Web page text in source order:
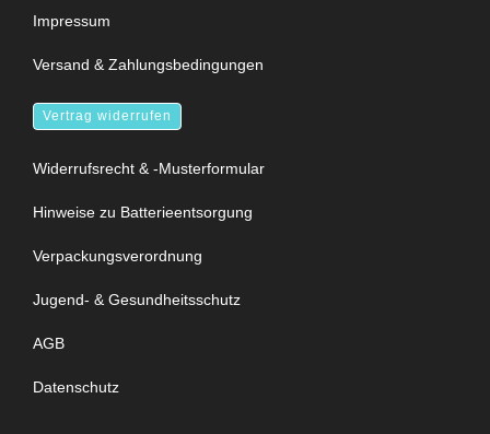
Impressum
Versand & Zahlungsbedingungen
Vertrag widerrufen
Widerrufsrecht & -Musterformular
Hinweise zu Batterieentsorgung
Verpackungsverordnung
Jugend- & Gesundheitsschutz
AGB
Datenschutz